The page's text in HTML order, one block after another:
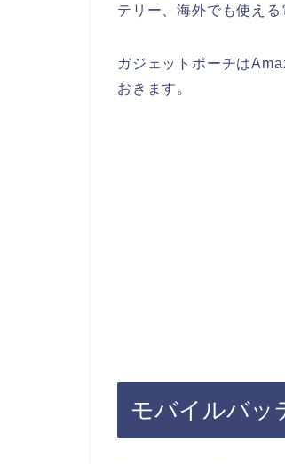
テリー、海外でも使え
ガジェットポーチは
おきます。
モバイルバッ